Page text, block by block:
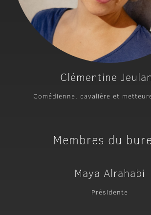
Clémentine
Comédienne, cavalière et
Membres du
Maya Alrahabi
Présidente